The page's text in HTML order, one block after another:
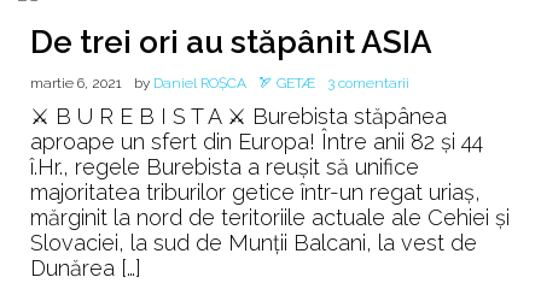
De trei ori au stăpânit ASIA
martie 6, 2021 by Daniel ROȘCA 🏹 GETÆ 3 comentarii
trei
au
stăpânit
⚔️ B U R E B I S T A ⚔️ Burebista stăpânea
aproape un sfert din Europa! Între anii 82 şi 44
î.Hr., regele Burebista a reuşit să unifice
majoritatea triburilor getice într-un regat uriaş,
mărginit la nord de teritoriile actuale ale Cehiei şi
Slovaciei, la sud de Munţii Balcani, la vest de
Dunărea […]